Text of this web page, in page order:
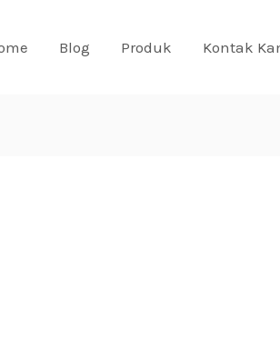
Blog Produk Kontak